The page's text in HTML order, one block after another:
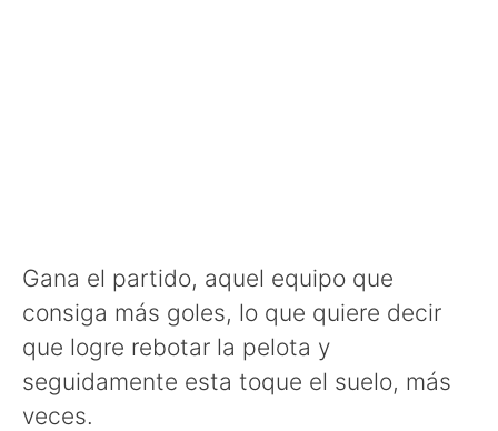
Gana el partido, aquel equipo que
consiga más goles, lo que quiere decir
que logre rebotar la pelota y
seguidamente esta toque el suelo, más
veces.